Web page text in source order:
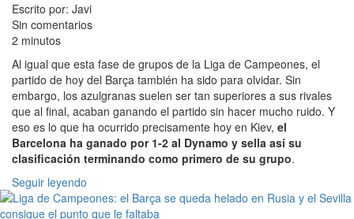
Escrito por: Javi
Sin comentarios
2 minutos
Al igual que esta fase de grupos de la Liga de Campeones, el
partido de hoy del Barça también ha sido para olvidar. Sin
embargo, los azulgranas suelen ser tan superiores a sus rivales
que al final, acaban ganando el partido sin hacer mucho ruido. Y
eso es lo que ha ocurrido precisamente hoy en Kiev, el
Barcelona ha ganado por 1-2 al Dynamo y sella así su
clasificación terminando como primero de su grupo.
Seguir leyendo